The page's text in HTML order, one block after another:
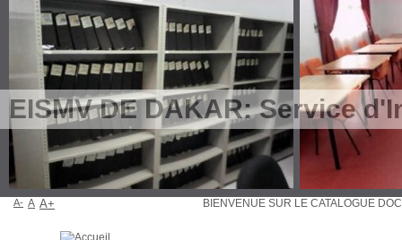
EISMV DE DAKAR: Service
BIENVENUE SUR LE CATALOGUE
A- A A+